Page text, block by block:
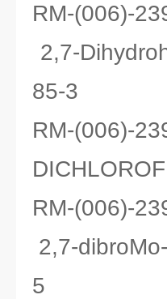
RM-(006)-
2,7-
85-3
RM-(006)-
RM-(006)-
2,7-
5